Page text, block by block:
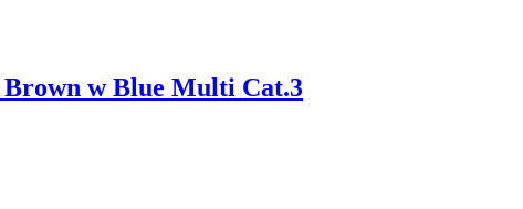
w Blue Multi Cat.3